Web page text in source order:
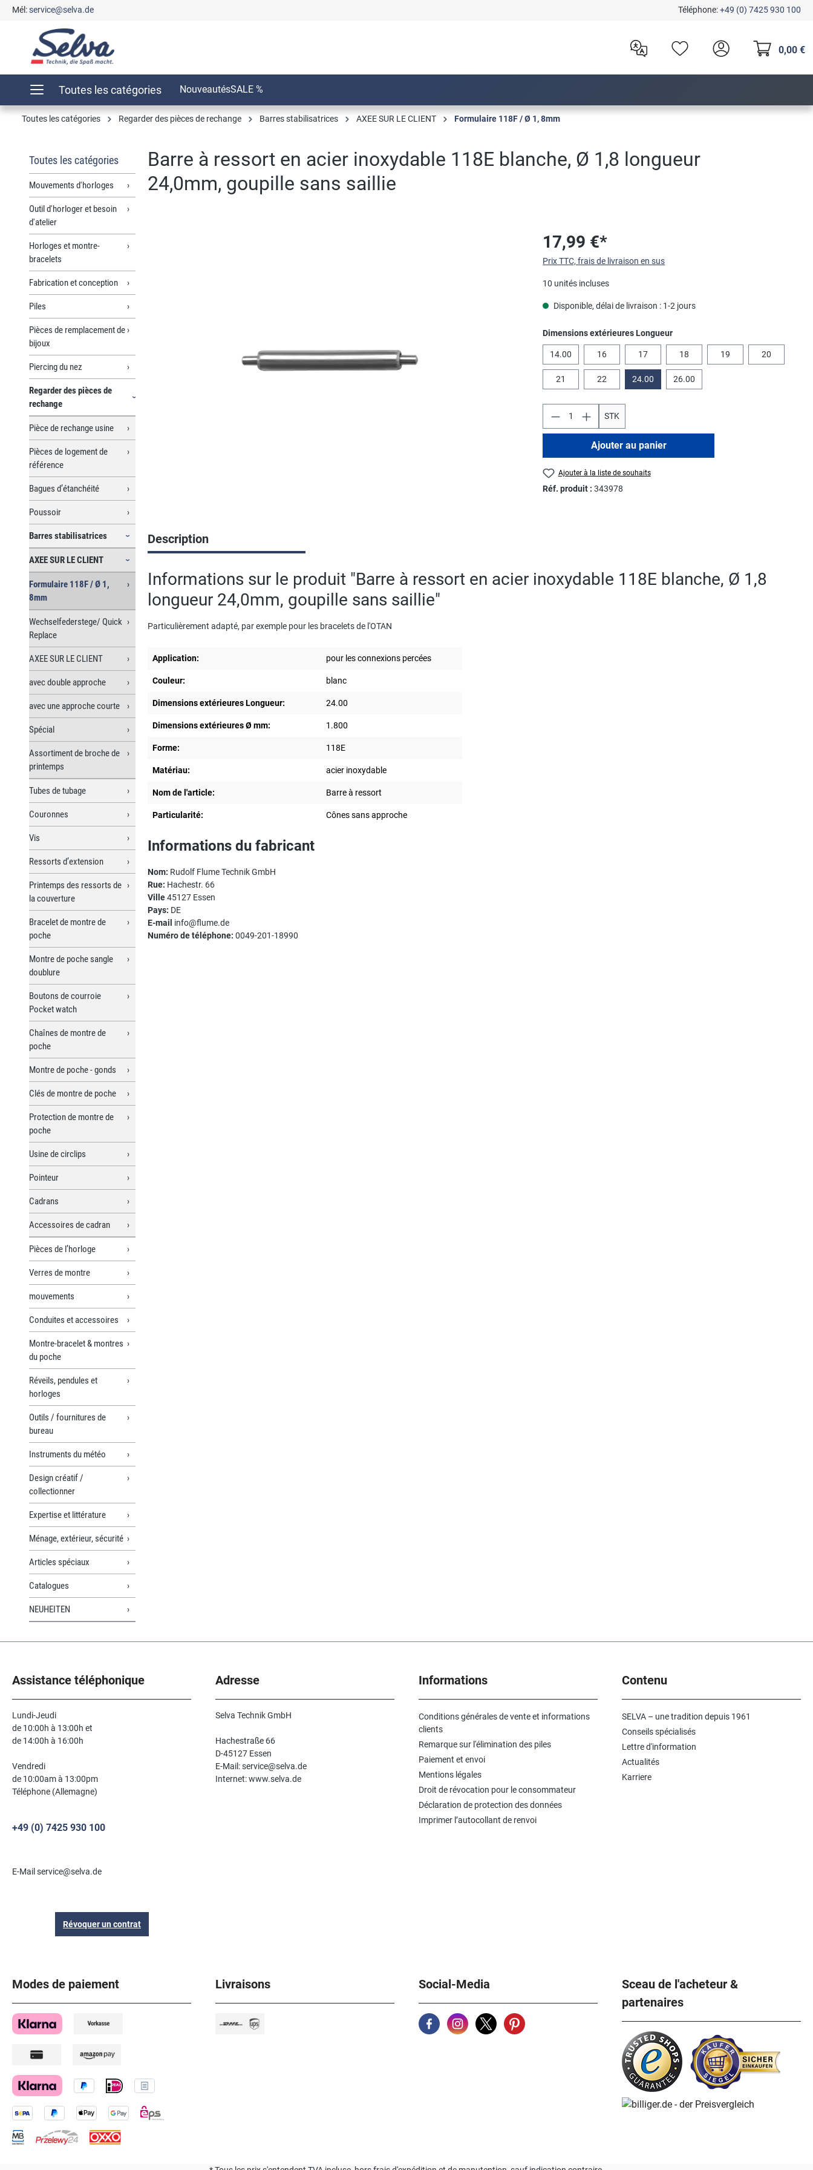
Passer à la navigation principale
Mél:service@selva.de Téléphone:+49 (0) 7425 930 100
0,00 €
Toutes les catégories NouveautésSALE %
Toutes les catégories Regarder des pièces de rechange Barres stabilisatrices AXEE SUR LE CLIENT Formulaire 118F / Ø 1, 8mm
Toutes les catégories
Mouvements d'horloges
Outil d'horloger et besoin
d'atelier
Horloges et montre-
bracelets
Fabrication et conception
Piles
Pièces de remplacement de
bijoux
Piercing du nez
Regarder des pièces de
rechange
Pièce de rechange usine
Pièces de logement de
référence
Bagues d’étanchéité
Poussoir
Barres stabilisatrices
AXEE SUR LE CLIENT
Formulaire 118F / Ø 1,
8mm
Wechselfederstege/ Quick
Replace
AXEE SUR LE CLIENT
avec double approche
avec une approche courte
Spécial
Assortiment de broche de
printemps
Tubes de tubage
Couronnes
Vis
Ressorts d’extension
Printemps des ressorts de
la couverture
Bracelet de montre de
poche
Montre de poche sangle
doublure
Boutons de courroie
Pocket watch
Chaînes de montre de
poche
Montre de poche - gonds
Clés de montre de poche
Protection de montre de
poche
Usine de circlips
Pointeur
Cadrans
Accessoires de cadran
Pièces de l’horloge
Verres de montre
mouvements
Conduites et accessoires
Montre-bracelet & montres
du poche
Réveils, pendules et
horloges
Outils / fournitures de
bureau
Instruments du météo
Design créatif /
collectionner
Expertise et littérature
Ménage, extérieur, sécurité
Articles spéciaux
Catalogues
NEUHEITEN
Barre à ressort en acier inoxydable 118E blanche, Ø 1,8 longueur
24,0mm, goupille sans saillie
17,99 €*
Prix TTC, frais de livraison en sus
10 unités incluses
Disponible, délai de livraison : 1-2 jours
Sélectionnez
Dimensions extérieures Longueur
14.00 16 17 18 19 20
21 22 24.00 26.00
STK
Ajouter au panier
Ajouter à la liste de souhaits
Réf. produit :343978
Description
Informations sur le produit "Barre à ressort en acier inoxydable 118E blanche, Ø 1,8
longueur 24,0mm, goupille sans saillie"
Particulièrement adapté, par exemple pour les bracelets de l'OTAN
Application: pour les connexions percées
Couleur: blanc
Dimensions extérieures Longueur: 24.00
Dimensions extérieures Ø mm: 1.800
Forme: 118E
Matériau: acier inoxydable
Nom de l'article: Barre à ressort
Particularité: Cônes sans approche
Informations du fabricant
Nom: Rudolf Flume Technik GmbH
Rue: Hachestr. 66
Ville45127 Essen
Pays: DE
E-mail info@flume.de
Numéro de téléphone: 0049-201-18990
Assistance téléphonique
Lundi-Jeudi
de 10:00h à 13:00h et
de 14:00h à 16:00h
Vendredi
de 10:00am à 13:00pm
Téléphone (Allemagne)
+49 (0) 7425 930 100
E-Mail service@selva.de
Révoquer un contrat
Adresse
Selva Technik GmbH
Hachestraße 66
D-45127 Essen
E-Mail: service@selva.de
Internet: www.selva.de
Informations
Conditions générales de vente et informations
clients
Remarque sur l'élimination des piles
Paiement et envoi
Mentions légales
Droit de révocation pour le consommateur
Déclaration de protection des données
Imprimer l’autocollant de renvoi
Contenu
SELVA – une tradition depuis 1961
Conseils spécialisés
Lettre d'information
Actualités
Karriere
Modes de paiement Livraisons Social-Media
Sceau de l'acheteur &
partenaires